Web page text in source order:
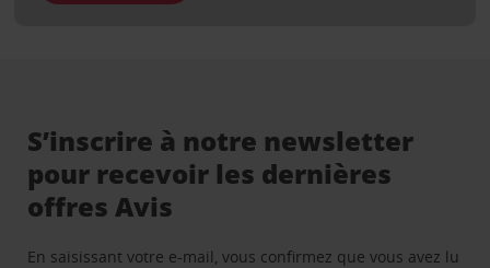
S’inscrire à notre newsletter
pour recevoir les dernières
offres Avis
En saisissant votre e-mail, vous confirmez que vous avez lu